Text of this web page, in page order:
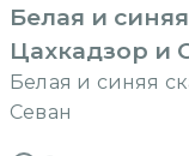
Белая и
Цахкадзор и
Белая и синяя
Севан